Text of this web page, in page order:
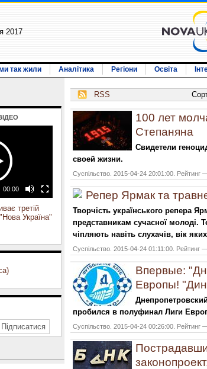
2017
так жили Аналітика Регіони Освіта
00:00
третій
Україна"
RSS
100 лет
Степаняна
Свидетели
своей жизни.
Суспільство. 2015-04-24 20:01:00. Рейтинг
Репер Ярмак та
Творчість українського репера
представникам сучасної молоді.
чіпляють навіть слухачів, вік
Суспільство. 2015-04-24 01:11:00. Рейтинг
Впервые:
Европы!
пробился в полуфинал Лиги
Суспільство. 2015-04-24 00:26:00. Рейтинг